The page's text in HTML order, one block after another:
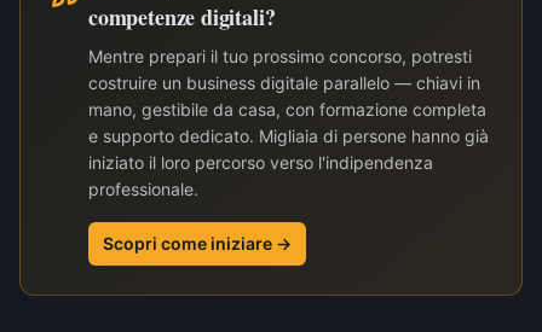
competenze digitali?
Mentre prepari il tuo prossimo concorso, potresti
costruire un business digitale parallelo — chiavi in
mano, gestibile da casa, con formazione completa
e supporto dedicato. Migliaia di persone hanno già
iniziato il loro percorso verso l'indipendenza
professionale.
Scopri come iniziare →